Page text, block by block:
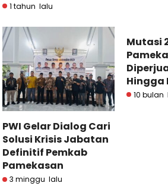
1 tahun lalu
PWI Gelar Dialog Cari
Solusi Krisis Jabatan
Definitif Pemkab
Pamekasan
3 minggu lalu
Mutasi
Hingga
10 bulan